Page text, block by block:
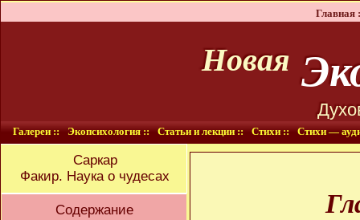
Главная
Новая
Галереи :: Экопсихология :: Статьи и лекции :: Стихи :: Стихи —
Саркар
Факир. Наука о чудесах
Содержание